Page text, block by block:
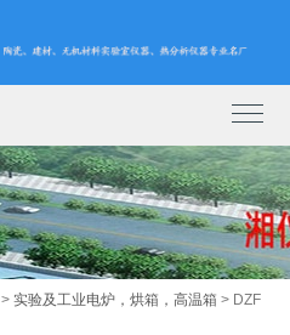
>实验及工业电炉，烘箱，高温箱 > DZF